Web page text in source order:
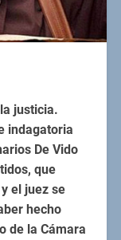
justicia.
indagatoria
De Vido
que
el juez se
hecho
de la Cámara